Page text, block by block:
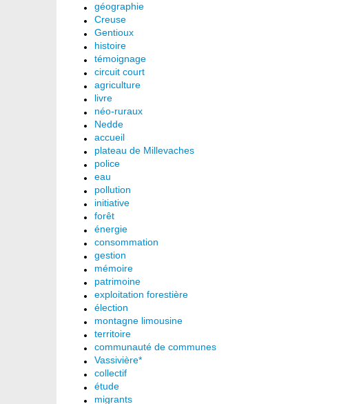
géographie
Creuse
Gentioux
histoire
témoignage
circuit court
agriculture
livre
néo-ruraux
Nedde
accueil
plateau de Millevaches
police
eau
pollution
initiative
forêt
énergie
consommation
gestion
mémoire
patrimoine
exploitation forestière
élection
montagne limousine
territoire
communauté de communes
Vassivière*
collectif
étude
migrants